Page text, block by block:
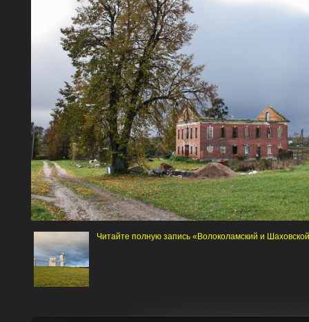
Читайте полную запись «Волоколамский и